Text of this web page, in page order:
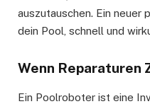
auszutauschen. Ein neuer
dein Pool, schnell und
Wenn Reparaturen
Ein Poolroboter ist eine